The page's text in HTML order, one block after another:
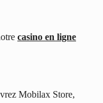
casino en ligne
Mobilax Store,